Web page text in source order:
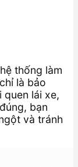
thống làm
là bảo
lái xe,
bạn
và tránh